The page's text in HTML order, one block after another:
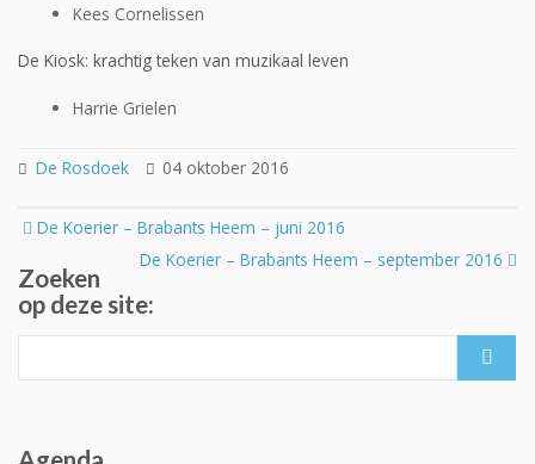
Kees Cornelissen
De Kiosk: krachtig teken van muzikaal leven
Harrie Grielen
De Rosdoek 04 oktober 2016
Post
navigation
De Koerier – Brabants Heem – juni 2016
De Koerier – Brabants Heem – september 2016
Zoeken
op deze site: